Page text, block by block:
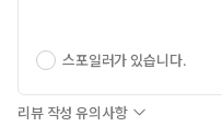
구절을 구성하는 단어들, 문
에서 논의된다. 가끔 설명 단
상세히 논의되었는데, 주석
독자들은 그 구절 앞에 “……를
스포일러가 있습니다.
리뷰 작성 유의사항